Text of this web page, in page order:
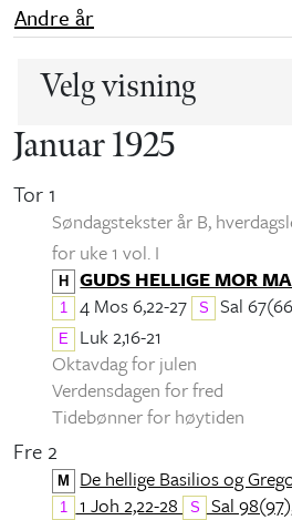
Andre år
Velg visning
Januar 1925
Tor 1
Søndagstekster år B,
for uke 1 vol. I
H GUDS HELLIGE MOR
1 4 Mos 6,22-27 S Sal
E
Luk 2,16-21
Oktavdag for julen
Verdensdagen for fred
Tidebønner for høytiden
Fre 2
M De hellige Basilios og
1 1 Joh 2,22-28 S Sal